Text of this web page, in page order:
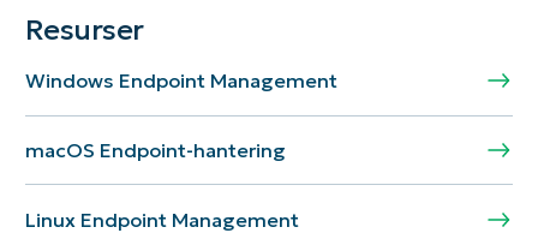
Resurser
Windows Endpoint Management
macOS Endpoint-hantering
Linux Endpoint Management